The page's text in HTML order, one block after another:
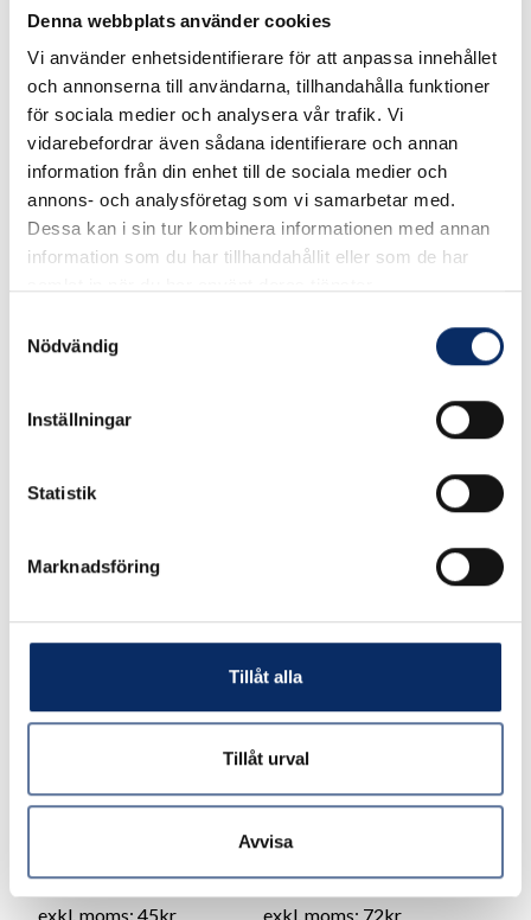
Denna webbplats använder cookies
Vi använder enhetsidentifierare för att anpassa innehållet
och annonserna till användarna, tillhandahålla funktioner
för sociala medier och analysera vår trafik. Vi
vidarebefordrar även sådana identifierare och annan
information från din enhet till de sociala medier och
annons- och analysföretag som vi samarbetar med.
Dessa kan i sin tur kombinera informationen med annan
information som du har tillhandahållit eller som de har
Nödvändig
Inställningar
Statistik
Marknadsföring
Tillåt alla
Tillåt urval
Avvisa
Skruvögla i tumgänga Förankringsögla 432B
56kr
exkl. moms: 45kr
90kr
exkl. moms: 72kr